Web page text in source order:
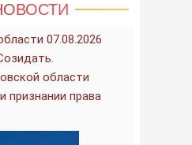
07.08.2026
области
признании права